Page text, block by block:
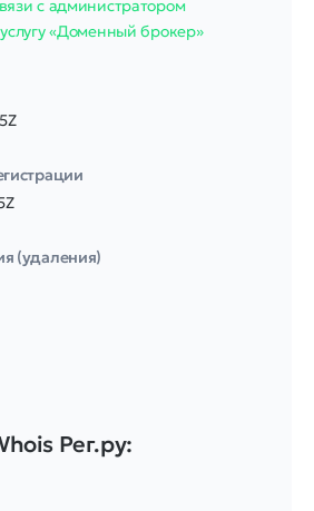
с администратором
«Доменный брокер»
(удаления)
Рег.ру: